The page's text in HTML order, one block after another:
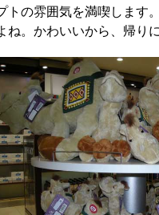
の雰囲気を満喫します
ね。かわいいから、帰り